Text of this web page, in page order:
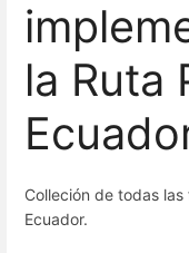
la Ruta
Colleción de todas
Ecuador.